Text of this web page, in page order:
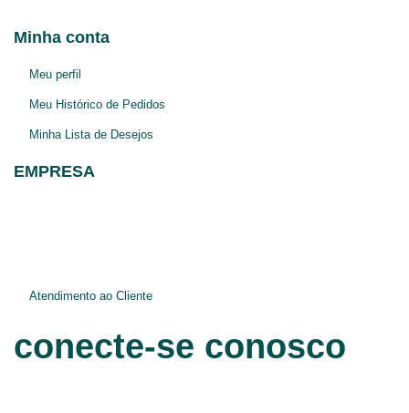
Minha conta
Meu perfil
Meu Histórico de Pedidos
Minha Lista de Desejos
EMPRESA
Atendimento ao Cliente
conecte-se conosco